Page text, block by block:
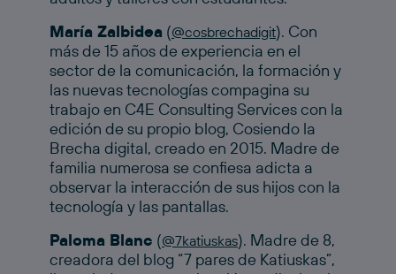
María Zalbidea (@cosbrechadigit). Con
más de 15 años de experiencia en el
sector de la comunicación, la formación y
las nuevas tecnologías compagina su
trabajo en C4E Consulting Services con la
edición de su propio blog, Cosiendo la
Brecha digital, creado en 2015. Madre de
familia numerosa se confiesa adicta a
observar la interacción de sus hijos con la
tecnología y las pantallas.
Paloma Blanc (@7katiuskas). Madre de 8,
creadora del blog “7 pares de Katiuskas”,